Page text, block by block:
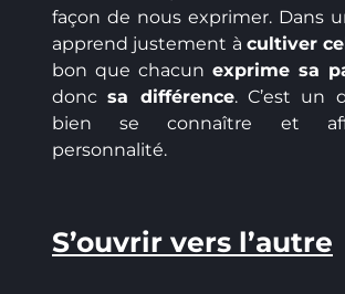
façon de nous exprimer. Dans
apprend justement à cultiver
bon que chacun exprime sa
doncsa différence. C’est un
bien se connaître et
personnalité.
S’ouvrir vers l’autre